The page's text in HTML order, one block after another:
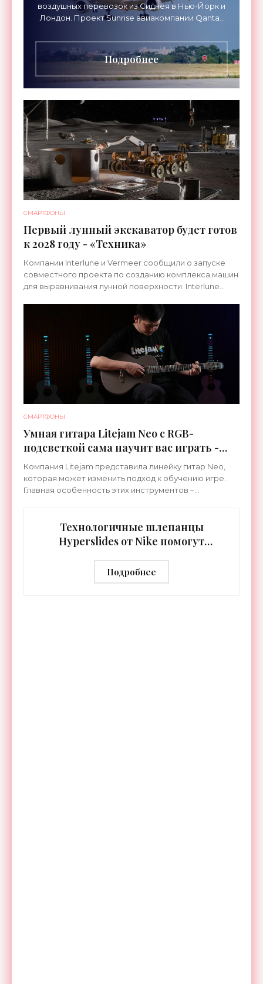
воздушных перевозок из Сиднея в Нью-Йорк и
Лондон. Проект Sunrise авиакомпании Qantas
длительностью до 24
Подробнее
СМАРТФОНЫ
Первый лунный экскаватор будет готов
к 2028 году - «Техника»
Компании Interlune и Vermeer сообщили о запуске
совместного проекта по созданию комплекса машин
для выравнивания лунной поверхности. Interlune
СМАРТФОНЫ
Умная гитара Litejam Neo с RGB-
подсветкой сама научит вас играть -
«Гаджеты»
Компания Litejam представила линейку гитар Neo,
которая может изменить подход к обучению игре.
Главная особенность этих инструментов –
Технологичные шлепанцы
Hyperslides от Nike помогут
тренировки - «Гаджеты»
Подробнее